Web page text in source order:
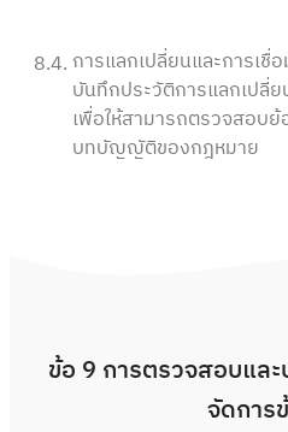
8.4. การแลกเปลี่ยนและการเชื่
บันทึกประวัติการแลกเปลี่ย
เพื่อให้สามารถตรวจสอบย้
บทบัญญัติของกฎหมาย
ข้อ 9 การตรวจสอบแล
จัดการ